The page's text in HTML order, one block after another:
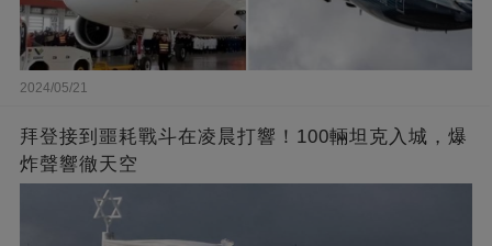
2024/05/21
拜登接到噩耗戰斗在凌晨打響！100輛坦克入城，爆
炸聲響徹天空